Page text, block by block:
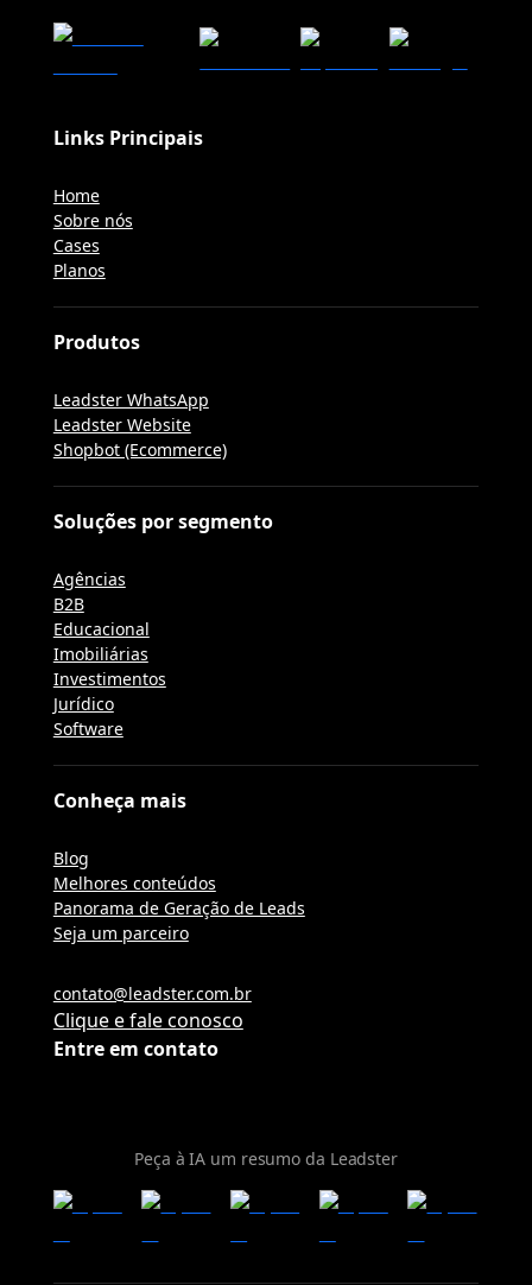
Links Principais
Home
Sobre nós
Cases
Planos
Produtos
Leadster WhatsApp
Leadster Website
Shopbot (Ecommerce)
Soluções por segmento
Agências
B2B
Educacional
Imobiliárias
Investimentos
Jurídico
Software
Conheça mais
Blog
Melhores conteúdos
Panorama de Geração de Leads
Seja um parceiro
Entre em contato
contato@leadster.com.br
Clique e fale conosco
Peça à IA um resumo da Leadster